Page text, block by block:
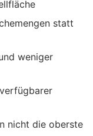
statt
weniger
nicht die oberste